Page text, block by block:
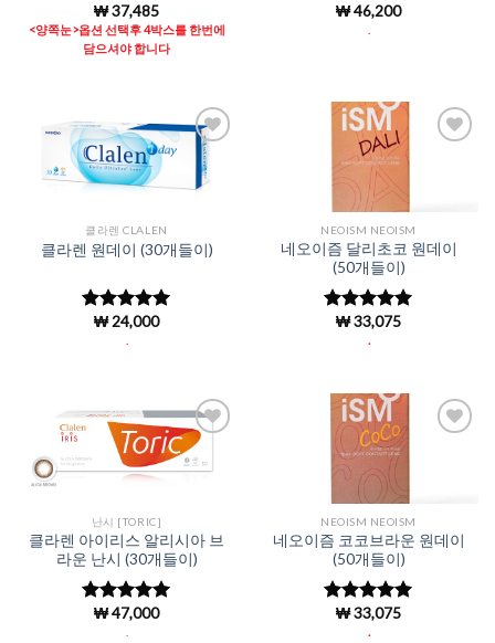
5 중에서
4.97로 평
가됨
₩37,485
<양쪽눈>옵션 선택후 4박스를 한번에
담으셔야 합니다
5 중에서
로 평
₩46,200
Add to
Wishlist
클라렌 CLALEN
클라렌 원데이 (30개들이)
5 중에서
로 평가됨
₩24,000
NEOISM NEOISM
네오이즘 달리초코 원데이
(50개들이)
5 중에서
로 평
₩33,075
.
Add to
Wishlist
난시 [TORIC]
클라렌 아이리스 알리시아 브
라운 난시 (30개들이)
5 중에서
로 평가됨
₩47,000
NEOISM NEOISM
네오이즘 코코브라운 원데이
(50개들이)
5 중에서
로 평
₩33,075
.